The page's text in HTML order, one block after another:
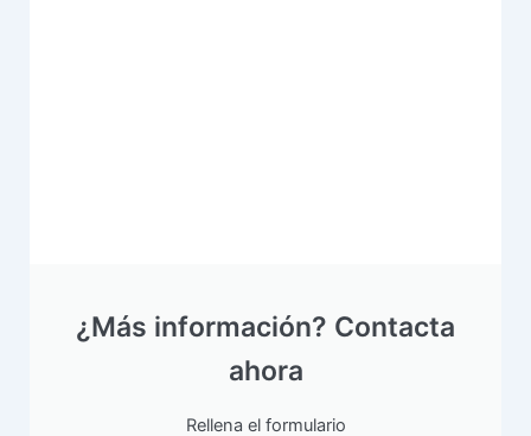
¿Más información? Contacta
ahora
Rellena el formulario